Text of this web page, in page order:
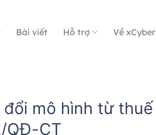
Bài viết Hỗ trợ Về xCyber
mô hình từ thuế
QĐ-CT